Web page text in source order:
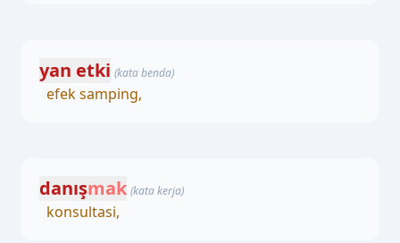
yan etki (kata benda)
efek samping,
danışmak (kata kerja)
konsultasi,